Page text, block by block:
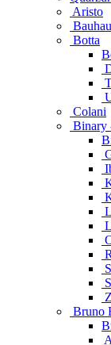
Aristo
Botta
Colani
Binary
Bruno